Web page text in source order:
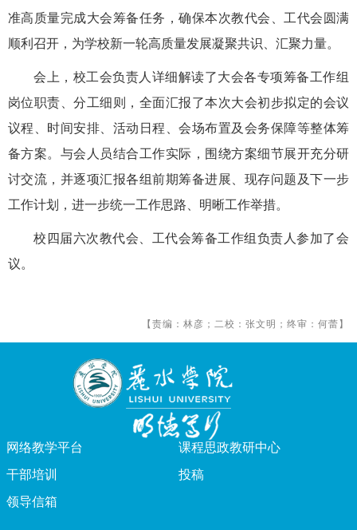
准高质量完成大会筹备任务，确保本次教代会、工代会圆满
顺利召开，为学校新一轮高质量发展凝聚共识、汇聚力量。
会上，校工会负责人详细解读了大会各专项筹备工作组
岗位职责、分工细则，全面汇报了本次大会初步拟定的会议
议程、时间安排、活动日程、会场布置及会务保障等整体筹
备方案。与会人员结合工作实际，围绕方案细节展开充分研
讨交流，并逐项汇报各组前期筹备进展、现存问题及下一步
工作计划，进一步统一工作思路、明晰工作举措。
校四届六次教代会、工代会筹备工作组负责人参加了会
议。
【责编：林彦；二校：张文明；终审：何蕾】
网络教学平台
课程思政教研中心
干部培训
投稿
领导信箱